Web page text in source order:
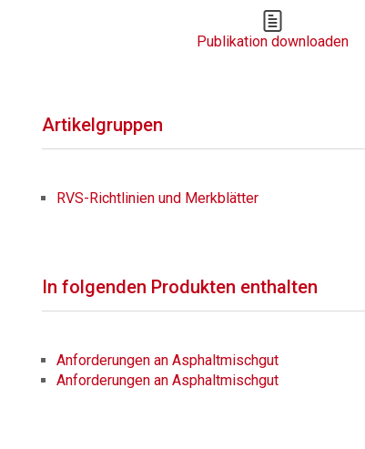
Publikation downloaden
Artikelgruppen
RVS-Richtlinien und Merkblätter
In folgenden Produkten enthalten
Anforderungen an Asphaltmischgut
Anforderungen an Asphaltmischgut